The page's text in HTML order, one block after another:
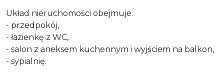
Układ nieruchomości obejmuje:
- przedpokój,
- łazienkę z WC,
- salon z aneksem kuchennym i wyjściem na balkon,
- sypialnię.